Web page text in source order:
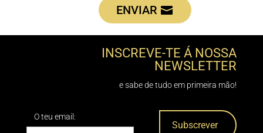
ENVIAR
INSCREVE-TE Á NOSSA
NEWSLETTER
e sabe de tudo em primeira mão!
O teu email: